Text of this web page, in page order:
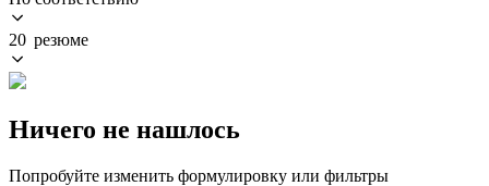
20 резюме
Ничего не нашлось
Попробуйте изменить формулировку или фильтры